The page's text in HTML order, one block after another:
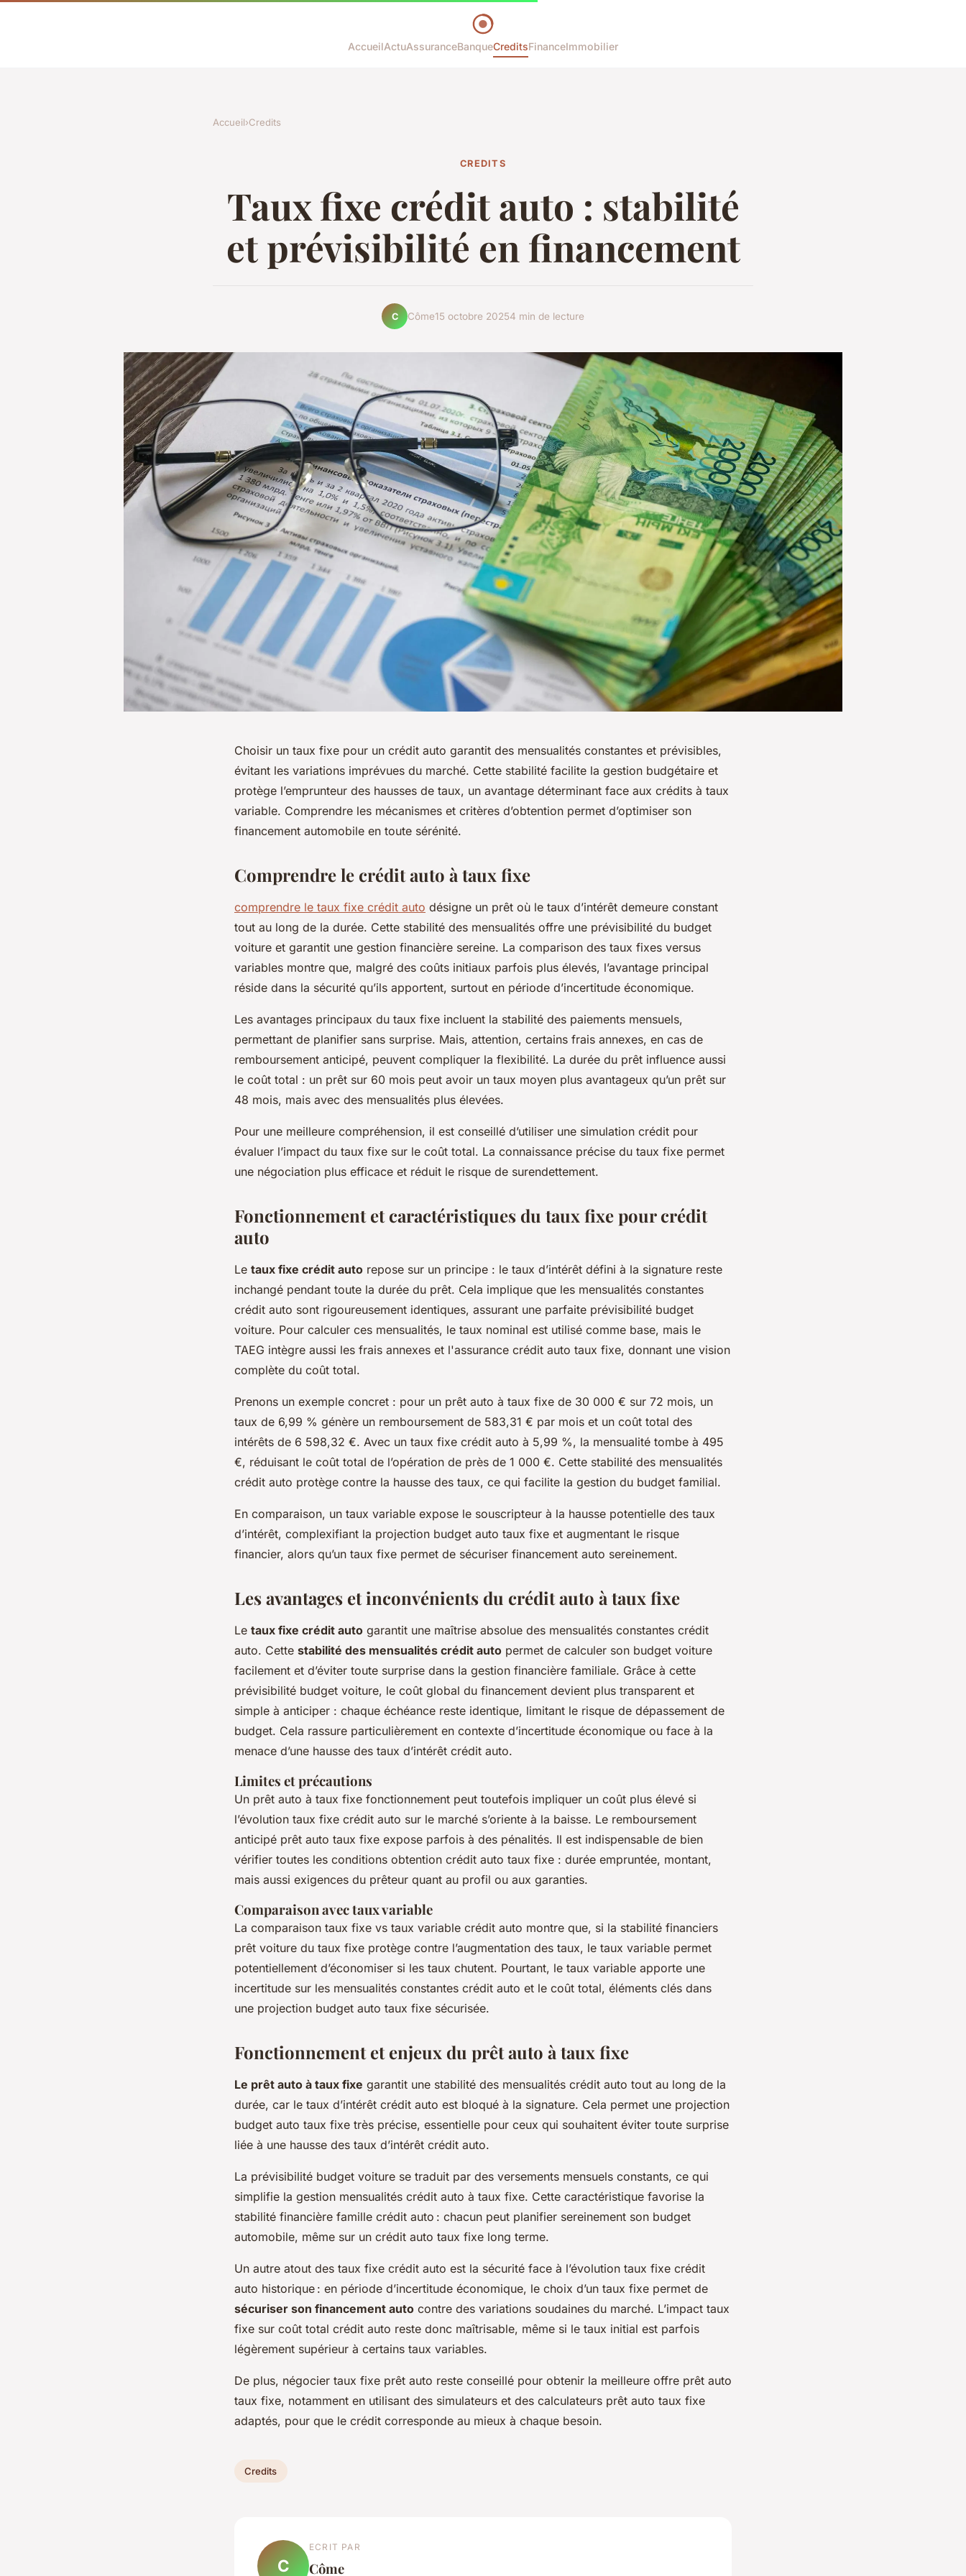
AccueilActuAssuranceBanqueCreditsFinanceImmobilier
Accueil›Credits
CREDITS
Taux fixe crédit auto : stabilité
et prévisibilité en financement
C Côme15 octobre 20254 min de lecture
Choisir un taux fixe pour un crédit auto garantit des mensualités constantes et prévisibles,
évitant les variations imprévues du marché. Cette stabilité facilite la gestion budgétaire et
protège l’emprunteur des hausses de taux, un avantage déterminant face aux crédits à taux
variable. Comprendre les mécanismes et critères d’obtention permet d’optimiser son
financement automobile en toute sérénité.
Comprendre le crédit auto à taux fixe
comprendre le taux fixe crédit auto désigne un prêt où le taux d’intérêt demeure constant
tout au long de la durée. Cette stabilité des mensualités offre une prévisibilité du budget
voiture et garantit une gestion financière sereine. La comparison des taux fixes versus
variables montre que, malgré des coûts initiaux parfois plus élevés, l’avantage principal
réside dans la sécurité qu’ils apportent, surtout en période d’incertitude économique.
Les avantages principaux du taux fixe incluent la stabilité des paiements mensuels,
permettant de planifier sans surprise. Mais, attention, certains frais annexes, en cas de
remboursement anticipé, peuvent compliquer la flexibilité. La durée du prêt influence aussi
le coût total : un prêt sur 60 mois peut avoir un taux moyen plus avantageux qu’un prêt sur
48 mois, mais avec des mensualités plus élevées.
Pour une meilleure compréhension, il est conseillé d’utiliser une simulation crédit pour
évaluer l’impact du taux fixe sur le coût total. La connaissance précise du taux fixe permet
une négociation plus efficace et réduit le risque de surendettement.
Fonctionnement et caractéristiques du taux fixe pour crédit
auto
Le taux fixe crédit auto repose sur un principe : le taux d’intérêt défini à la signature reste
inchangé pendant toute la durée du prêt. Cela implique que les mensualités constantes
crédit auto sont rigoureusement identiques, assurant une parfaite prévisibilité budget
voiture. Pour calculer ces mensualités, le taux nominal est utilisé comme base, mais le
TAEG intègre aussi les frais annexes et l'assurance crédit auto taux fixe, donnant une vision
complète du coût total.
Prenons un exemple concret : pour un prêt auto à taux fixe de 30 000 € sur 72 mois, un
taux de 6,99 % génère un remboursement de 583,31 € par mois et un coût total des
intérêts de 6 598,32 €. Avec un taux fixe crédit auto à 5,99 %, la mensualité tombe à 495
€, réduisant le coût total de l’opération de près de 1 000 €. Cette stabilité des mensualités
crédit auto protège contre la hausse des taux, ce qui facilite la gestion du budget familial.
En comparaison, un taux variable expose le souscripteur à la hausse potentielle des taux
d’intérêt, complexifiant la projection budget auto taux fixe et augmentant le risque
financier, alors qu’un taux fixe permet de sécuriser financement auto sereinement.
Les avantages et inconvénients du crédit auto à taux fixe
Le taux fixe crédit auto garantit une maîtrise absolue des mensualités constantes crédit
auto. Cette stabilité des mensualités crédit auto permet de calculer son budget voiture
facilement et d’éviter toute surprise dans la gestion financière familiale. Grâce à cette
prévisibilité budget voiture, le coût global du financement devient plus transparent et
simple à anticiper : chaque échéance reste identique, limitant le risque de dépassement de
budget. Cela rassure particulièrement en contexte d’incertitude économique ou face à la
menace d’une hausse des taux d’intérêt crédit auto.
Limites et précautions
Un prêt auto à taux fixe fonctionnement peut toutefois impliquer un coût plus élevé si
l’évolution taux fixe crédit auto sur le marché s’oriente à la baisse. Le remboursement
anticipé prêt auto taux fixe expose parfois à des pénalités. Il est indispensable de bien
vérifier toutes les conditions obtention crédit auto taux fixe : durée empruntée, montant,
mais aussi exigences du prêteur quant au profil ou aux garanties.
Comparaison avec taux variable
La comparaison taux fixe vs taux variable crédit auto montre que, si la stabilité financiers
prêt voiture du taux fixe protège contre l’augmentation des taux, le taux variable permet
potentiellement d’économiser si les taux chutent. Pourtant, le taux variable apporte une
incertitude sur les mensualités constantes crédit auto et le coût total, éléments clés dans
une projection budget auto taux fixe sécurisée.
Fonctionnement et enjeux du prêt auto à taux fixe
Le prêt auto à taux fixe garantit une stabilité des mensualités crédit auto tout au long de la
durée, car le taux d’intérêt crédit auto est bloqué à la signature. Cela permet une projection
budget auto taux fixe très précise, essentielle pour ceux qui souhaitent éviter toute surprise
liée à une hausse des taux d’intérêt crédit auto.
La prévisibilité budget voiture se traduit par des versements mensuels constants, ce qui
simplifie la gestion mensualités crédit auto à taux fixe. Cette caractéristique favorise la
stabilité financière famille crédit auto : chacun peut planifier sereinement son budget
automobile, même sur un crédit auto taux fixe long terme.
Un autre atout des taux fixe crédit auto est la sécurité face à l’évolution taux fixe crédit
auto historique : en période d’incertitude économique, le choix d’un taux fixe permet de
sécuriser son financement auto contre des variations soudaines du marché. L’impact taux
fixe sur coût total crédit auto reste donc maîtrisable, même si le taux initial est parfois
légèrement supérieur à certains taux variables.
De plus, négocier taux fixe prêt auto reste conseillé pour obtenir la meilleure offre prêt auto
taux fixe, notamment en utilisant des simulateurs et des calculateurs prêt auto taux fixe
adaptés, pour que le crédit corresponde au mieux à chaque besoin.
Credits
C
ECRIT PAR
Côme